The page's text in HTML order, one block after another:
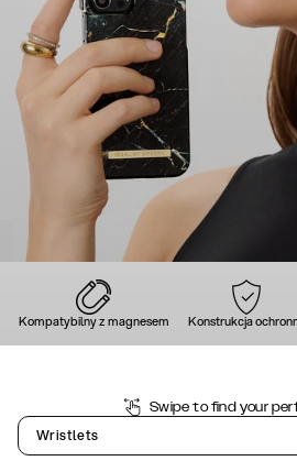
Kompatybilny z magnesem Konstrukcja
Swipe to find your
Wristlets